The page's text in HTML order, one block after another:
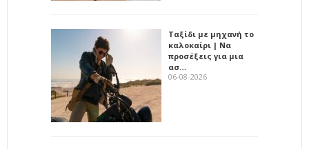
Ταξίδι με μηχανή το
καλοκαίρι | Να
προσέξεις για μια
ασ…
06-08-2026